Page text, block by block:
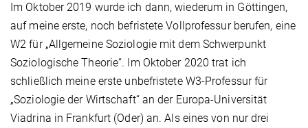
Im Oktober 2019 wurde ich dann, wiederum in Göttingen,
auf meine erste, noch befristete Vollprofessur berufen, eine
W2 für „Allgemeine Soziologie mit dem Schwerpunkt
Soziologische Theorie“. Im Oktober 2020 trat ich
schließlich meine erste unbefristete W3-Professur für
„Soziologie der Wirtschaft“ an der Europa-Universität
Viadrina in Frankfurt (Oder) an. Als eines von nur drei